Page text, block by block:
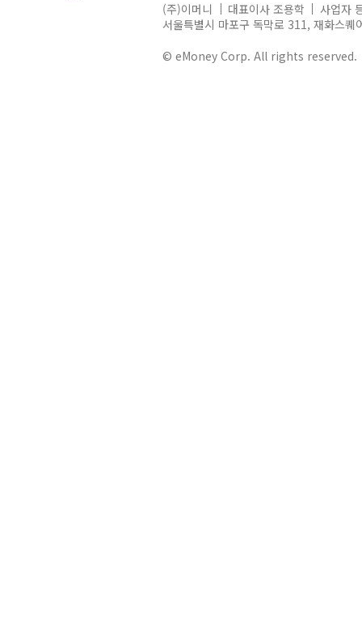
(주)이머니 대표이사 조용학
사업자
서울특별시 마포구 독막로 311, 재화스
© eMoney Corp. All rights reserved.